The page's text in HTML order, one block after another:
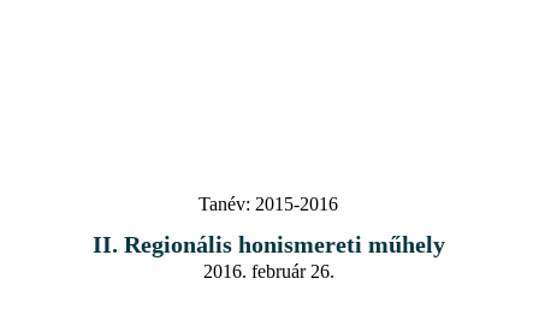
Tanév: 2015-2016
II. Regionális honismereti műhely
2016. február 26.